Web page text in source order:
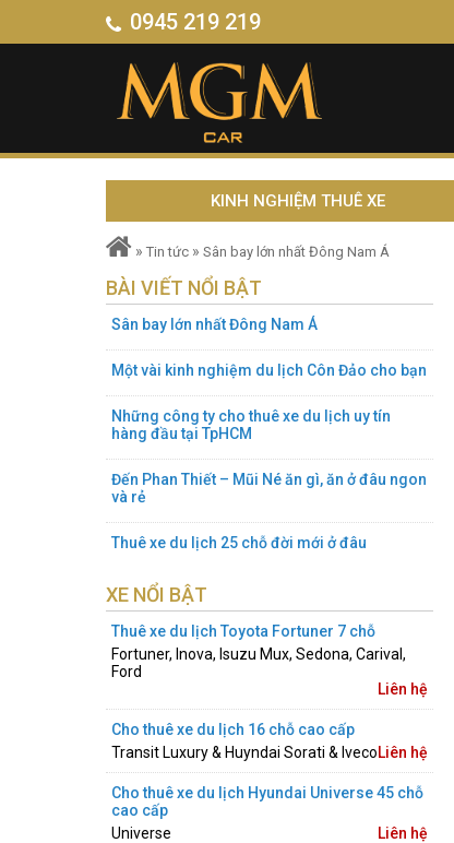
0945 219 219
KINH NGHIỆM THUÊ XE
» Tin tức » Sân bay lớn nhất Đông Nam Á
BÀI VIẾT NỔI BẬT
Sân bay lớn nhất Đông Nam Á
Một vài kinh nghiệm du lịch Côn Đảo cho bạn
Những công ty cho thuê xe du lịch uy tín
hàng đầu tại TpHCM
Đến Phan Thiết – Mũi Né ăn gì, ăn ở đâu ngon
và rẻ
Thuê xe du lịch 25 chỗ đời mới ở đâu
XE NỔI BẬT
Thuê xe du lịch Toyota Fortuner 7 chỗ
Fortuner, Inova, Isuzu Mux, Sedona, Carival,
Ford
Liên hệ
Cho thuê xe du lịch 16 chỗ cao cấp
Transit Luxury & Huyndai Sorati & IvecoLiên hệ
Cho thuê xe du lịch Hyundai Universe 45 chỗ
cao cấp
Universe
Liên hệ